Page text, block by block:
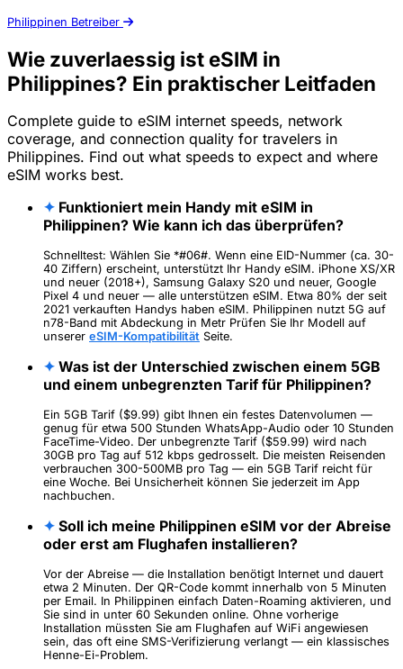
Philippinen Betreiber
Wie zuverlaessig ist eSIM in
Philippines? Ein praktischer Leitfaden
Complete guide to eSIM internet speeds, network
coverage, and connection quality for travelers in
Philippines. Find out what speeds to expect and where
eSIM works best.
✦ Funktioniert mein Handy mit eSIM in
Philippinen? Wie kann ich das überprüfen?
Schnelltest: Wählen Sie *#06#. Wenn eine EID-Nummer (ca. 30-
40 Ziffern) erscheint, unterstützt Ihr Handy eSIM. iPhone XS/XR
und neuer (2018+), Samsung Galaxy S20 und neuer, Google
Pixel 4 und neuer — alle unterstützen eSIM. Etwa 80% der seit
2021 verkauften Handys haben eSIM. Philippinen nutzt 5G auf
n78-Band mit Abdeckung in Metr Prüfen Sie Ihr Modell auf
unserer eSIM-Kompatibilität Seite.
✦ Was ist der Unterschied zwischen einem 5GB
und einem unbegrenzten Tarif für Philippinen?
Ein 5GB Tarif ($9.99) gibt Ihnen ein festes Datenvolumen —
genug für etwa 500 Stunden WhatsApp-Audio oder 10 Stunden
FaceTime-Video. Der unbegrenzte Tarif ($59.99) wird nach
30GB pro Tag auf 512 kbps gedrosselt. Die meisten Reisenden
verbrauchen 300-500MB pro Tag — ein 5GB Tarif reicht für
eine Woche. Bei Unsicherheit können Sie jederzeit im App
nachbuchen.
✦ Soll ich meine Philippinen eSIM vor der Abreise
oder erst am Flughafen installieren?
Vor der Abreise — die Installation benötigt Internet und dauert
etwa 2 Minuten. Der QR-Code kommt innerhalb von 5 Minuten
per Email. In Philippinen einfach Daten-Roaming aktivieren, und
Sie sind in unter 60 Sekunden online. Ohne vorherige
Installation müssten Sie am Flughafen auf WiFi angewiesen
sein, das oft eine SMS-Verifizierung verlangt — ein klassisches
Henne-Ei-Problem.